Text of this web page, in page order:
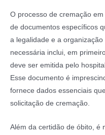
O processo de cremação
de documentos específicos
a legalidade e a
necessária inclui, em
deve ser emitida pelo
Esse documento é
fornece dados essenciais
solicitação de cremação.
Além da certidão de óbito, é